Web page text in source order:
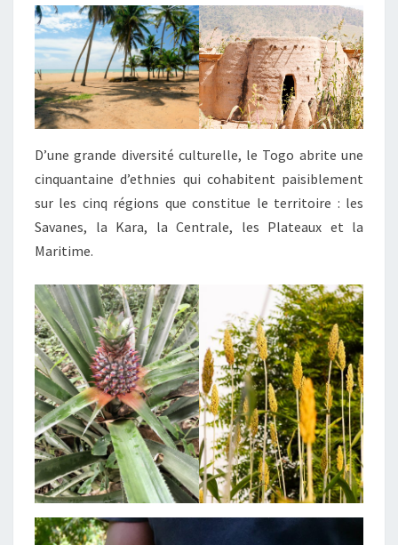
D’une grande diversité culturelle, le Togo abrite une
cinquantaine d’ethnies qui cohabitent paisiblement
sur les cinq régions que constitue le territoire : les
Savanes, la Kara, la Centrale, les Plateaux et la
Maritime.